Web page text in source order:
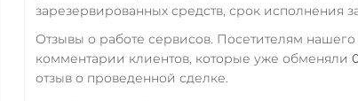
зарезервированных средств, срок исполнения
Отзывы о работе сервисов. Посетителям
комментарии клиентов, которые уже обменяли
отзыв о проведенной сделке.